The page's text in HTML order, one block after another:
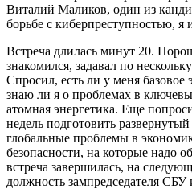
Виталий Маликов, один из
борьбе с киберпреступностью, я
Встреча длилась минут 20.
знакомился, задавал по
Спросил, есть ли у меня базовое
знаю ли я о проблемах в
атомная энергетика. Еще
недель подготовить
глобальные проблемы в
безопасности, на которые надо
встреча завершилась, на
должность зампредседателя СБУ